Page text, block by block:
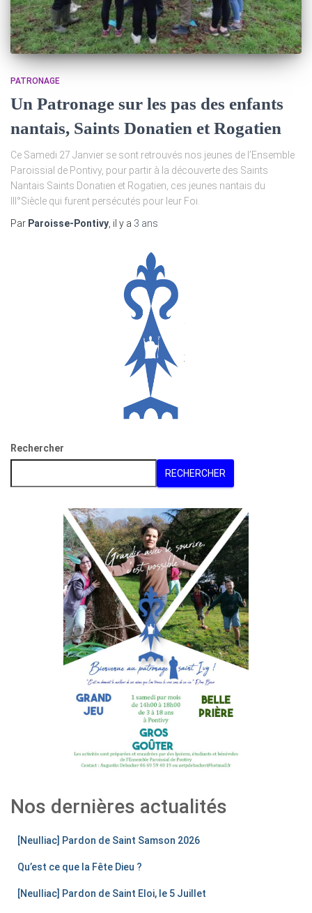
PATRONAGE
Un Patronage sur les pas des enfants
nantais, Saints Donatien et Rogatien
Ce Samedi 27 Janvier se sont retrouvés nos jeunes de l’Ensemble
Paroissial de Pontivy, pour partir à la découverte des Saints
Nantais Saints Donatien et Rogatien, ces jeunes nantais du
III°Siècle qui furent persécutés pour leur Foi.
Par Paroisse-Pontivy , il y a 3 ans
Rechercher
RECHERCHER
Nos dernières actualités
[Neulliac] Pardon de Saint Samson 2026
Qu’est ce que la Fête Dieu ?
[Neulliac] Pardon de Saint Eloi, le 5 Juillet